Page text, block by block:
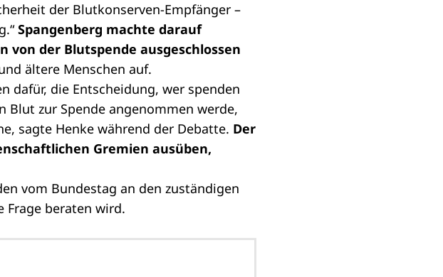
der Blutkonserven-Empfänger –
Spangenberg machte darauf
von der Blutspende ausgeschlossen
ältere Menschen auf.
dafür, die Entscheidung, wer spenden
Blut zur Spende angenommen werde,
sagte Henke während der Debatte. Der
Gremien ausüben,
vom Bundestag an den zuständigen
Frage beraten wird.